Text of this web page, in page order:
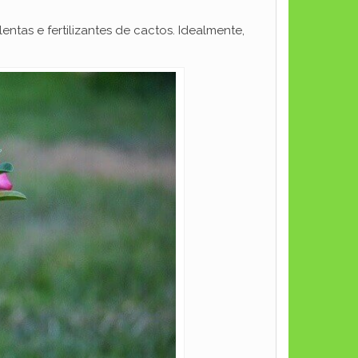
e fertilizantes de cactos. Idealmente,